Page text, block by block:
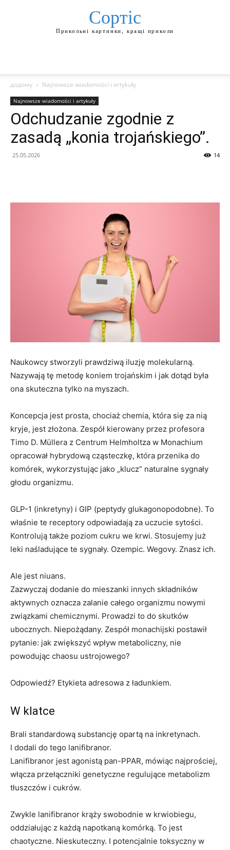
Сортіс
Прикольні картинки, кращі приколи
додому Najnowsze wiadomości i artykuły
Najnowsze wiadomości i artykuły
Odchudzanie zgodnie z
zasadą „konia trojańskiego”.
25.05.2026 14
Naukowcy stworzyli prawdziwą iluzję molekularną.
Nazywają tę metodę koniem trojańskim i jak dotąd była
ona skuteczna tylko na myszach.
Koncepcja jest prosta, chociaż chemia, która się za nią
kryje, jest złożona. Zespół kierowany przez profesora
Timo D. Müllera z Centrum Helmholtza w Monachium
opracował hybrydową cząsteczkę, która przenika do
komórek, wykorzystując jako „klucz” naturalne sygnały
głodu organizmu.
GLP-1 (inkretyny) i GIP (peptydy glukagonopodobne). To
właśnie te receptory odpowiadają za uczucie sytości.
Kontrolują także poziom cukru we krwi. Stosujemy już
leki naśladujące te sygnały. Ozempic. Wegovy. Znasz ich.
Ale jest niuans.
Zazwyczaj dodanie do mieszanki innych składników
aktywnych oznacza zalanie całego organizmu nowymi
związkami chemicznymi. Prowadzi to do skutków
ubocznych. Niepożądany. Zespół monachijski postawił
pytanie: jak zwiększyć wpływ metaboliczny, nie
powodując chaosu ustrojowego?
Odpowiedź? Etykieta adresowa z ładunkiem.
W klatce
Brali standardową substancję opartą na inkretynach.
I dodali do tego lanifibranor.
Lanifibranor jest agonistą pan-PPAR, mówiąc najprościej,
włącza przełączniki genetyczne regulujące metabolizm
tłuszczów i cukrów.
Zwykle lanifibranor krąży swobodnie w krwiobiegu,
oddziałując z każdą napotkaną komórką. To jest
chaotyczne. Nieskuteczny. I potencjalnie toksyczny w